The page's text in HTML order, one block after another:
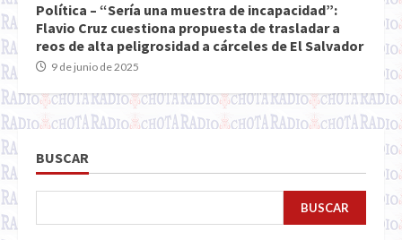
Política – “Sería una muestra de incapacidad”:
Flavio Cruz cuestiona propuesta de trasladar a
reos de alta peligrosidad a cárceles de El Salvador
9 de junio de 2025
BUSCAR
BUSCAR